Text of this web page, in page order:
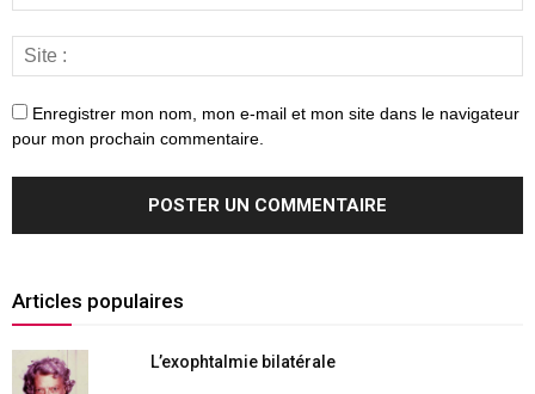
Enregistrer mon nom, mon e-mail et mon site dans le navigateur
pour mon prochain commentaire.
Articles populaires
L’exophtalmie bilatérale